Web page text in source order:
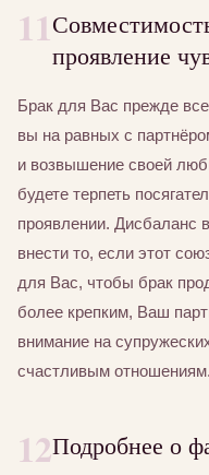
11
проявление
Брак для Вас прежде
вы на равных с
и возвышение своей
будете терпеть
проявлении. Дисбаланс
внести то, если этот
для Вас, чтобы брак
более крепким, Ваш
внимание на
счастливым отношениям.
12Подробнее о